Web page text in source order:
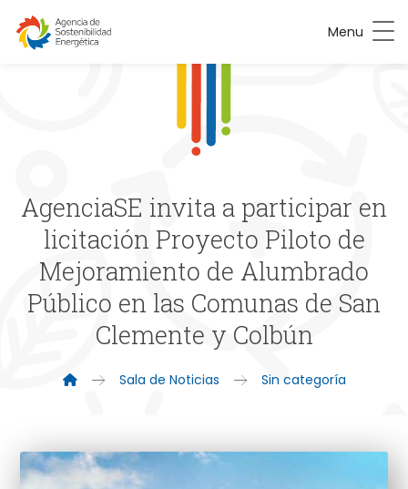
Menu
AgenciaSE invita a participar en
licitación Proyecto Piloto de
Mejoramiento de Alumbrado
Público en las Comunas de San
Clemente y Colbún
Sala de Noticias Sin categoría